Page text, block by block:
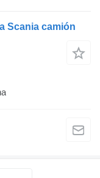
Scania camión